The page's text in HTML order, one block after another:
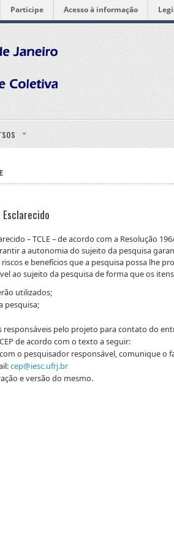
Participe Acesso à informação
– TCLE – de acordo com a Resolução
a autonomia do sujeito da pesquisa
e benefícios que a pesquisa possa lhe
ao sujeito da pesquisa de forma que os
utilizados;
pesquisa;
responsáveis pelo projeto para contato do
de acordo com o texto a seguir:
o pesquisador responsável, comunique o
cep@iesc.ufrj.br
e versão do mesmo.